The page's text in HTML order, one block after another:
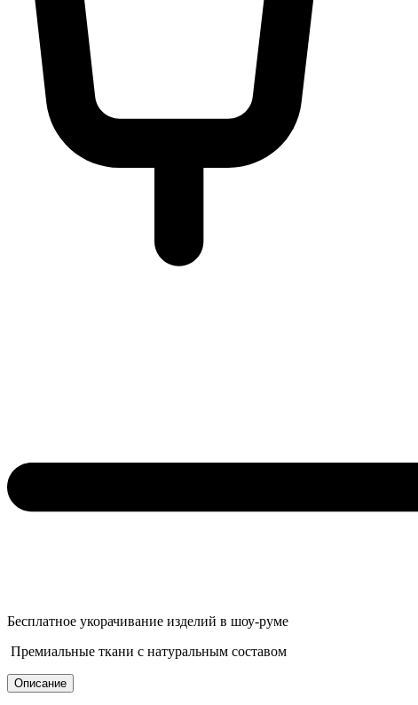
Бесплатное укорачивание изделий в шоу-руме
Премиальные ткани с натуральным составом
Описание